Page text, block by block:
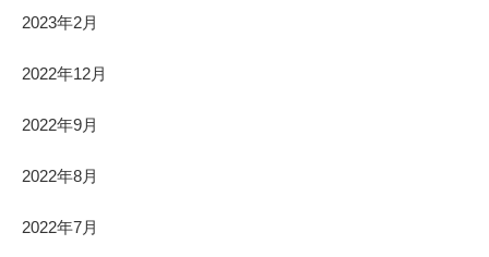
2023年2月
2022年12月
2022年9月
2022年8月
2022年7月